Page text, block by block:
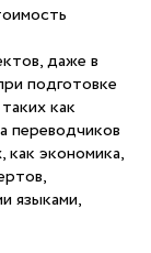
даже в
подготовке
как
переводчиков
как экономика,
языками,